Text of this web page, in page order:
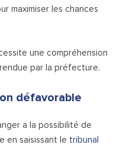
maximiser les chances
une compréhension
par la préfecture.
défavorable
a la possibilité de
en saisissant le tribunal